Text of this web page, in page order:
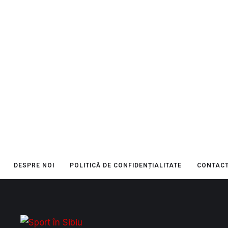
DESPRE NOI POLITICĂ DE CONFIDENȚIALITATE